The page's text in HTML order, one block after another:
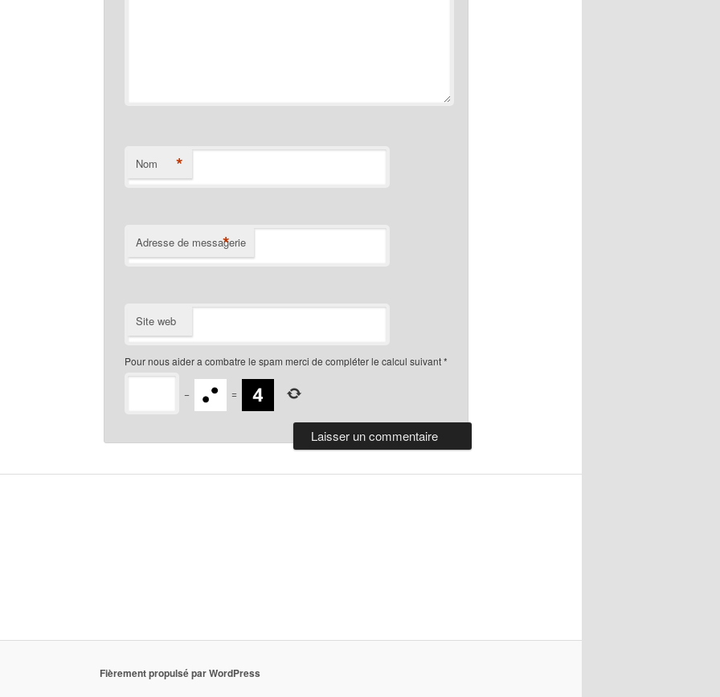
Nom *
Adresse de messagerie
*
Site web
Pour nous aider a combatre le spam merci de compléter le calcul suivant*
− =
Fièrement propulsé par WordPress